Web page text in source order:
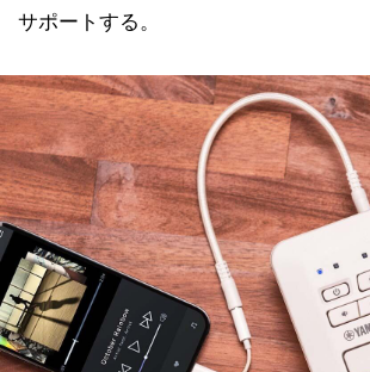
サポートする。